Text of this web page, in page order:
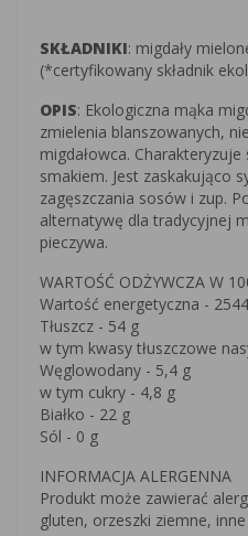
SKŁADNIKI: migdały
(*certyfikowany składnik
OPIS: Ekologiczna mąka
zmielenia blanszowanych,
migdałowca.
smakiem. Jest zaskakująco
zagęszczania sosów i zup.
alternatywę dla tradycyjnej
pieczywa.
WARTOŚĆ ODŻYWCZA W
Wartość energetyczna -
Tłuszcz - 54 g
w tym kwasy tłuszczowe
Węglowodany - 5,4 g
w tym cukry - 4,8 g
Białko - 22 g
Sól - 0 g
INFORMACJA ALERGENNA
Produkt może zawierać
gluten, orzeszki ziemne,